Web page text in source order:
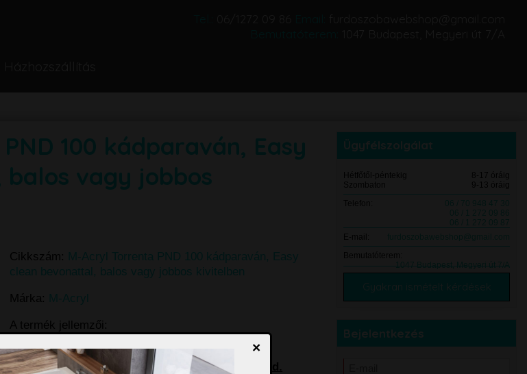
×
100 kádparaván, Easy
vagy jobbos
Cikkszám: M-Acryl Torrenta PND 100 kádparaván, Easy
clean bevonattal, balos vagy jobbos kivitelben
Márka: M-Acryl
A termék jellemzői:
Méret: 100x150 cm
Balos és jobbos kivileben is választható (lsd.
Ügyfélszolgálat
Hétfőtől-péntekig
8-17 óráig
Szombaton
9-13 óráig
Telefon:
06 / 70 948 47 30
06 / 1 272 09 86
06 / 1 272 09 87
E-mail:
furdoszobawebshop@gmail.com
Bemutatóterem:
1047 Budapest, Megyeri út 7/A
Gyakran ismételt kérdések
Bejelentkezés